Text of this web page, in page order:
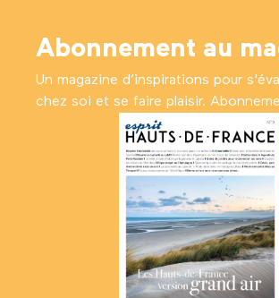
Abonnement au
Un magazine d’inspirations pour
chez soi et se faire plaisir.